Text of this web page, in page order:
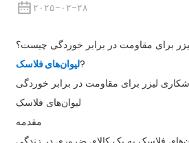
۲۰۲۵-۰۲-۲۸
برای مقاومت در برابر خوردگی چیست؟
لیوان‌های فلاسک?
لیزر برای مقاومت در برابر خوردگی
لیوان‌های فلاسک
مقدمه